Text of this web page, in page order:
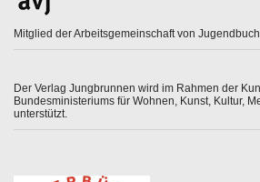
Mitglied der Arbeitsgemeinschaft von
Der Verlag Jungbrunnen wird im Rahmen der
Bundesministeriums für Wohnen, Kunst, Kultur,
unterstützt.